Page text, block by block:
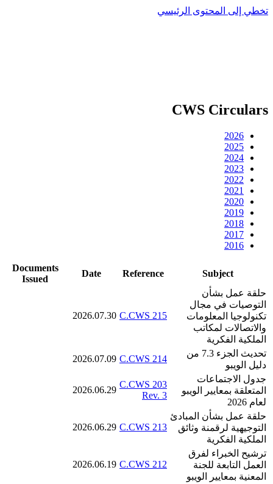
تخطي إلى المحتوى الرئيسي
CWS Circulars
2026
2025
2024
2023
2022
2021
2020
2019
2018
2017
2016
Subject
Reference
Date
Documents
Issued
حلقة عمل بشأن
التوصيات في مجال
تكنولوجيا المعلومات
والاتصالات لمكاتب
الملكية الفكرية
C.CWS 215
2026.07.30
تحديث الجزء 7.3 من
دليل الويبو
C.CWS 214
2026.07.09
جدول الاجتماعات
المتعلقة بمعايير الويبو
لعام 2026
C.CWS 203
Rev. 3
2026.06.29
حلقة عمل بشأن المبادئ
التوجيهية لرقمنة وثائق
الملكية الفكرية
C.CWS 213
2026.06.29
ترشيح الخبراء لفرق
العمل التابعة للجنة
المعنية بمعايير الويبو
C.CWS 212
2026.06.19